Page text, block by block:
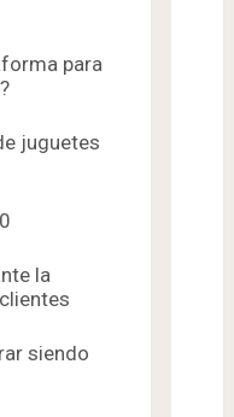
para
juguetes
la
siendo